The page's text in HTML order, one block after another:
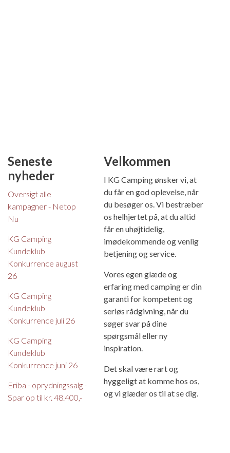
Seneste
nyheder
Oversigt alle
kampagner - Netop
Nu
KG Camping
Kundeklub
Konkurrence august
26
KG Camping
Kundeklub
Konkurrence juli 26
KG Camping
Kundeklub
Konkurrence juni 26
Eriba - oprydningssalg -
Spar op til kr. 48.400,-
Velkommen
I KG Camping ønsker vi, at
du får en god oplevelse, når
du besøger os. Vi bestræber
os helhjertet på, at du altid
får en uhøjtidelig,
imødekommende og venlig
betjening og service.
Vores egen glæde og
erfaring med camping er din
garanti for kompetent og
seriøs rådgivning, når du
søger svar på dine
spørgsmål eller ny
inspiration.
Det skal være rart og
hyggeligt at komme hos os,
og vi glæder os til at se dig.